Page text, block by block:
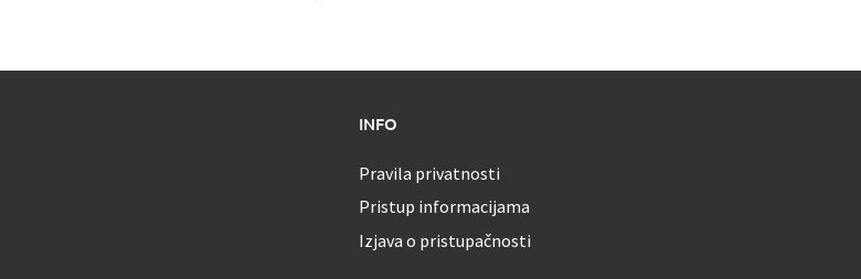
INFO
Pravila privatnosti
Pristup informacijama
Izjava o pristupačnosti